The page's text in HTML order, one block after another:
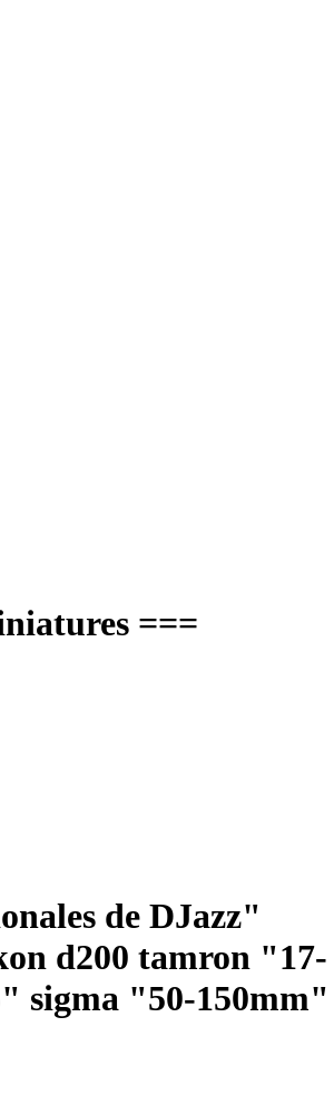
===
de DJazz"
d200 tamron "17-
sigma "50-150mm"